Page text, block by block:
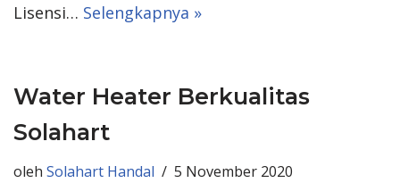
Lisensi… Selengkapnya »
Water Heater Berkualitas
Solahart
oleh Solahart Handal 5 November 2020